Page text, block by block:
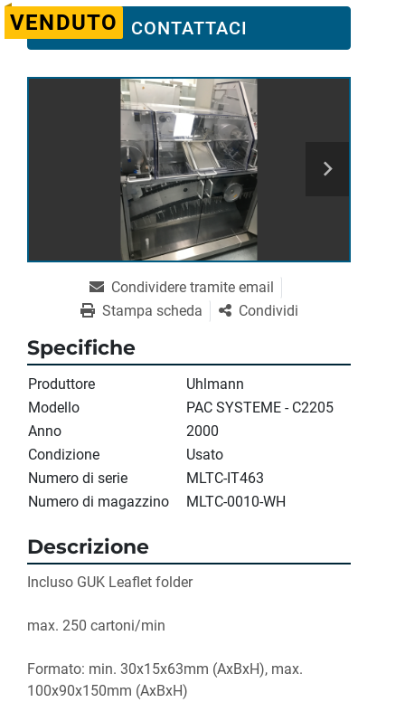
VENDUTO CONTATTACI
Condividere tramite email
Stampa scheda
Condividi
Specifiche
Produttore
Uhlmann
Modello
PAC SYSTEME - C2205
Anno
2000
Condizione
Usato
Numero di serie
MLTC-IT463
Numero di magazzino
MLTC-0010-WH
Descrizione
Incluso GUK Leaflet folder
max. 250 cartoni/min
Formato: min. 30x15x63mm (AxBxH), max.
100x90x150mm (AxBxH)